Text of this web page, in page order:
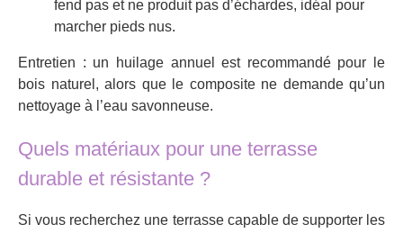
fend pas et ne produit pas d’échardes, idéal pour
marcher pieds nus.
Entretien : un huilage annuel est recommandé pour le
bois naturel, alors que le composite ne demande qu’un
nettoyage à l’eau savonneuse.
Quels matériaux pour une terrasse
durable et résistante ?
Si vous recherchez une terrasse capable de supporter les